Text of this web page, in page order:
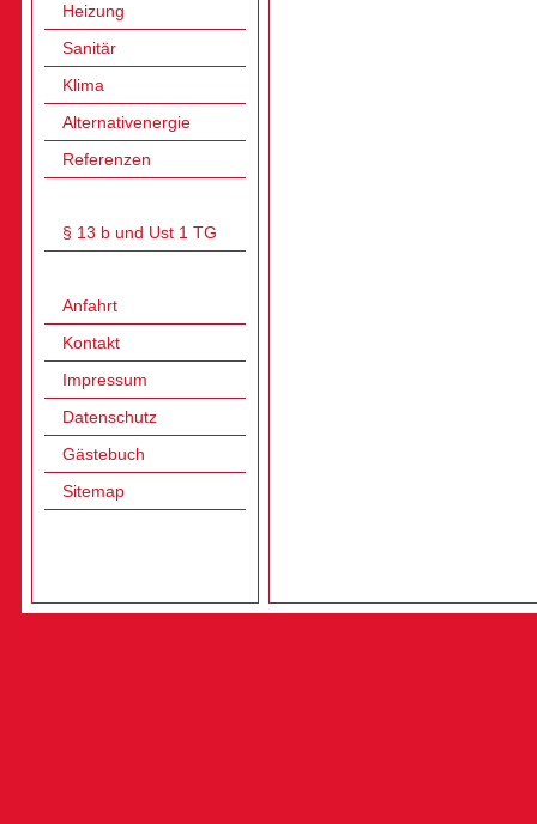
Heizung
Sanitär
Klima
Alternativenergie
Referenzen
§ 13 b und Ust 1 TG
Anfahrt
Kontakt
Impressum
Datenschutz
Gästebuch
Sitemap